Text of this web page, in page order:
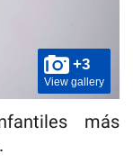
+3
View gallery
más